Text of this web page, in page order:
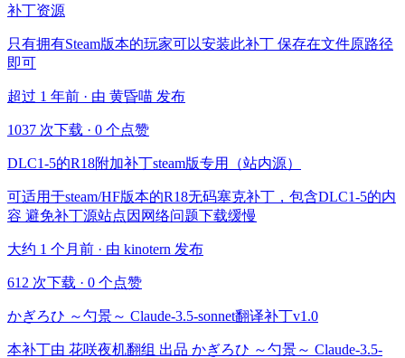
补丁资源
只有拥有Steam版本的玩家可以安装此补丁 保存在文件原路径
即可
超过 1 年前 · 由 黄昏喵 发布
1037 次下载 · 0 个点赞
DLC1-5的R18附加补丁steam版专用（站内源）
可适用于steam/HF版本的R18无码塞克补丁，包含DLC1-5的内
容 避免补丁源站点因网络问题下载缓慢
大约 1 个月前 · 由 kinotern 发布
612 次下载 · 0 个点赞
かぎろひ ～勺景～ Claude-3.5-sonnet翻译补丁v1.0
本补丁由 花咲夜机翻组 出品 かぎろひ ～勺景～ Claude-3.5-